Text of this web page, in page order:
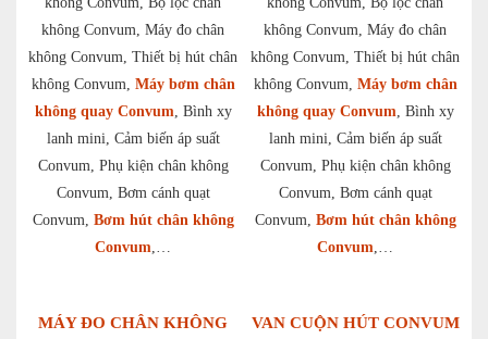
không Convum, Máy đo chân
không Convum, Thiết bị hút chân
không Convum, Máy bơm chân
không quay Convum, Bình xy
lanh mini, Cảm biến áp suất
Convum, Phụ kiện chân không
Convum, Bơm cánh quạt
Convum, Bơm hút chân không
Convum,…
MÁY ĐO CHÂN KHÔNG
không Convum, Máy đo chân
không Convum, Thiết bị hút chân
không Convum, Máy bơm chân
không quay Convum, Bình xy
lanh mini, Cảm biến áp suất
Convum, Phụ kiện chân không
Convum, Bơm cánh quạt
Convum, Bơm hút chân không
Convum,…
VAN CUỘN HÚT CONVUM